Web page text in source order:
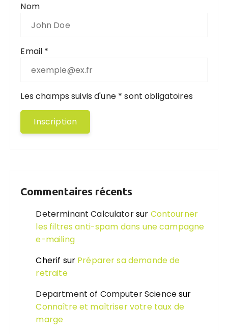
Nom
Email *
Les champs suivis d'une * sont obligatoires
Commentaires récents
Determinant Calculatorsur Contourner
les filtres anti-spam dans une campagne
e-mailing
Cherif sur Préparer sa demande de
retraite
Department of Computer Sciencesur
Connaître et maîtriser votre taux de
marge